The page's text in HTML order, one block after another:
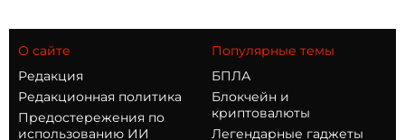
О сайте
Редакция
Редакционная политика
Предостережения по
использованию ИИ
Популярные темы
БПЛА
Блокчейн и
криптовалюты
Легендарные гаджеты